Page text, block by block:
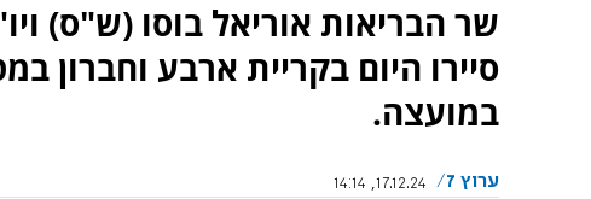
שר הבריאות אוריאל בוסו (ש"ס)
סיירו היום בקריית ארבע וחברון
במועצה.
ערוץ 7
17.12.24, 14:14